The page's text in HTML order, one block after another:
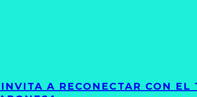
A RECONECTAR CON EL